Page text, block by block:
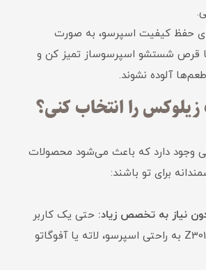
حفظ کیفیت اسپرسو، به صورت
با قرص شستشو اسپرسوساز تمیز کن و
طعم‌ها آلوده نشوند.
را انتخاب کنی؟
وجود دارد که باعث می‌شود محصولات
برای تو باشند:
نیاز به تخصص زیاد: حتی یک کاربر
تازه‌کار می‌تواند با Z301 به راحتی اسپرسو، لاته یا آفوگاتو